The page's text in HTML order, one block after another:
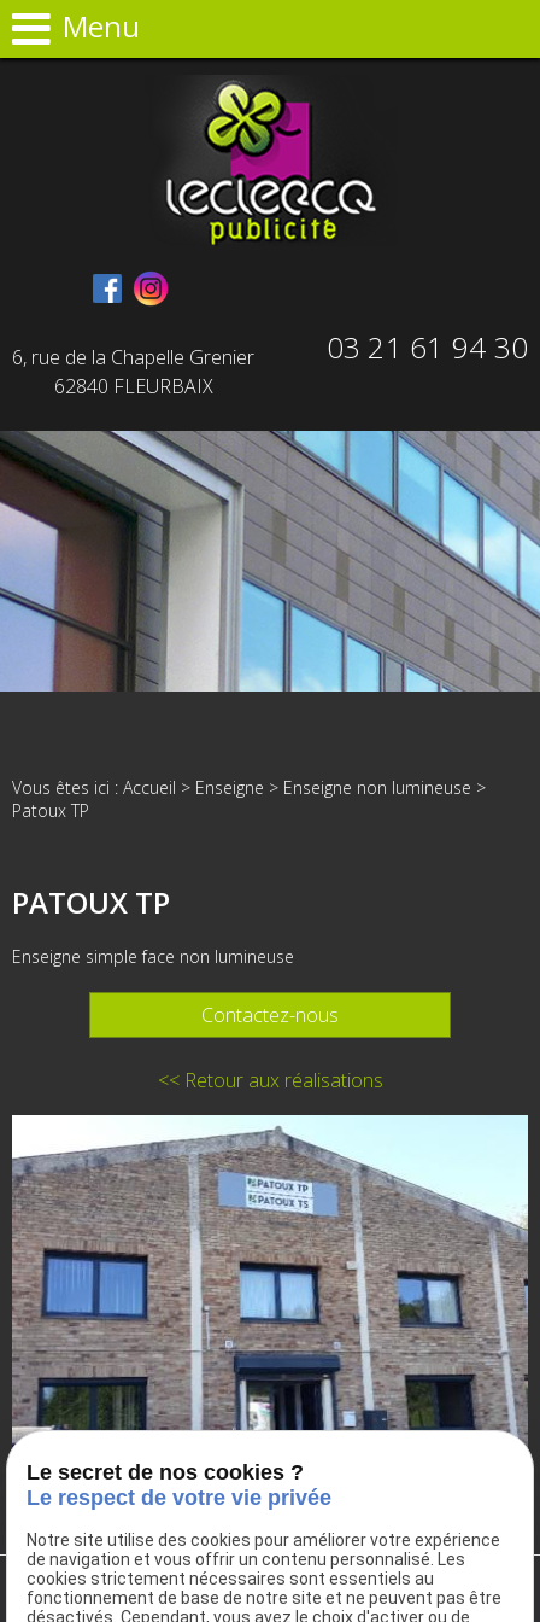
Menu
6, rue de la Chapelle Grenier
62840 FLEURBAIX
03 21 61 94 30
Vous êtes ici : Accueil > Enseigne > Enseigne non lumineuse >
Patoux TP
PATOUX TP
Enseigne simple face non lumineuse
Contactez-nous
<< Retour aux réalisations
Panneau de gestion des cookies
Le secret de nos cookies ?
Le respect de votre vie privée
Notre site utilise des cookies pour améliorer votre expérience
de navigation et vous offrir un contenu personnalisé. Les
cookies strictement nécessaires sont essentiels au
fonctionnement de base de notre site et ne peuvent pas être
désactivés. Cependant, vous avez le choix d'activer ou de